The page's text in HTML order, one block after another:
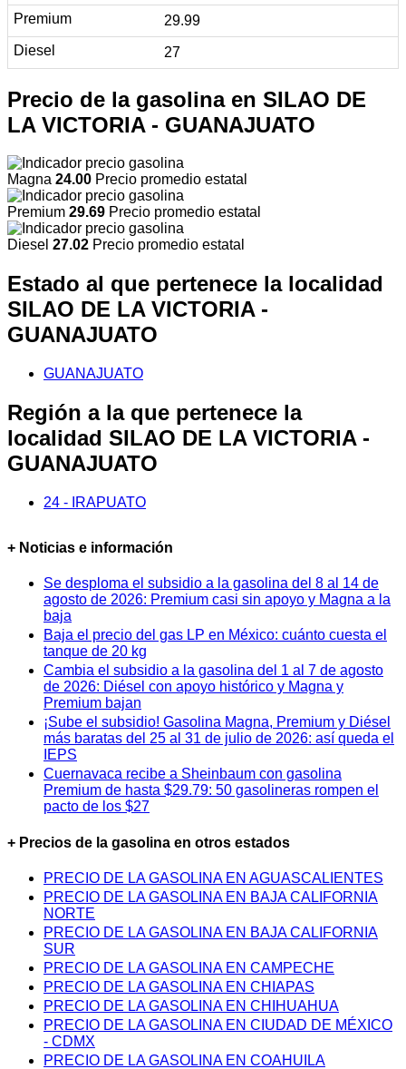
29.99
27
Precio de la gasolina en SILAO DE
LA VICTORIA - GUANAJUATO
Magna 24.00 Precio promedio estatal
Premium 29.69 Precio promedio estatal
Diesel 27.02 Precio promedio estatal
Estado al que pertenece la localidad
SILAO DE LA VICTORIA -
GUANAJUATO
GUANAJUATO
Región a la que pertenece la
localidad SILAO DE LA VICTORIA -
GUANAJUATO
24 - IRAPUATO
+ Noticias e información
Se desploma el subsidio a la gasolina del 8 al 14 de
agosto de 2026: Premium casi sin apoyo y Magna a la
baja
Baja el precio del gas LP en México: cuánto cuesta el
tanque de 20 kg
Cambia el subsidio a la gasolina del 1 al 7 de agosto
de 2026: Diésel con apoyo histórico y Magna y
Premium bajan
¡Sube el subsidio! Gasolina Magna, Premium y Diésel
más baratas del 25 al 31 de julio de 2026: así queda el
IEPS
Cuernavaca recibe a Sheinbaum con gasolina
Premium de hasta $29.79: 50 gasolineras rompen el
pacto de los $27
+ Precios de la gasolina en otros estados
PRECIO DE LA GASOLINA EN AGUASCALIENTES
PRECIO DE LA GASOLINA EN BAJA CALIFORNIA
NORTE
PRECIO DE LA GASOLINA EN BAJA CALIFORNIA
SUR
PRECIO DE LA GASOLINA EN CAMPECHE
PRECIO DE LA GASOLINA EN CHIAPAS
PRECIO DE LA GASOLINA EN CHIHUAHUA
PRECIO DE LA GASOLINA EN CIUDAD DE MÉXICO
- CDMX
PRECIO DE LA GASOLINA EN COAHUILA